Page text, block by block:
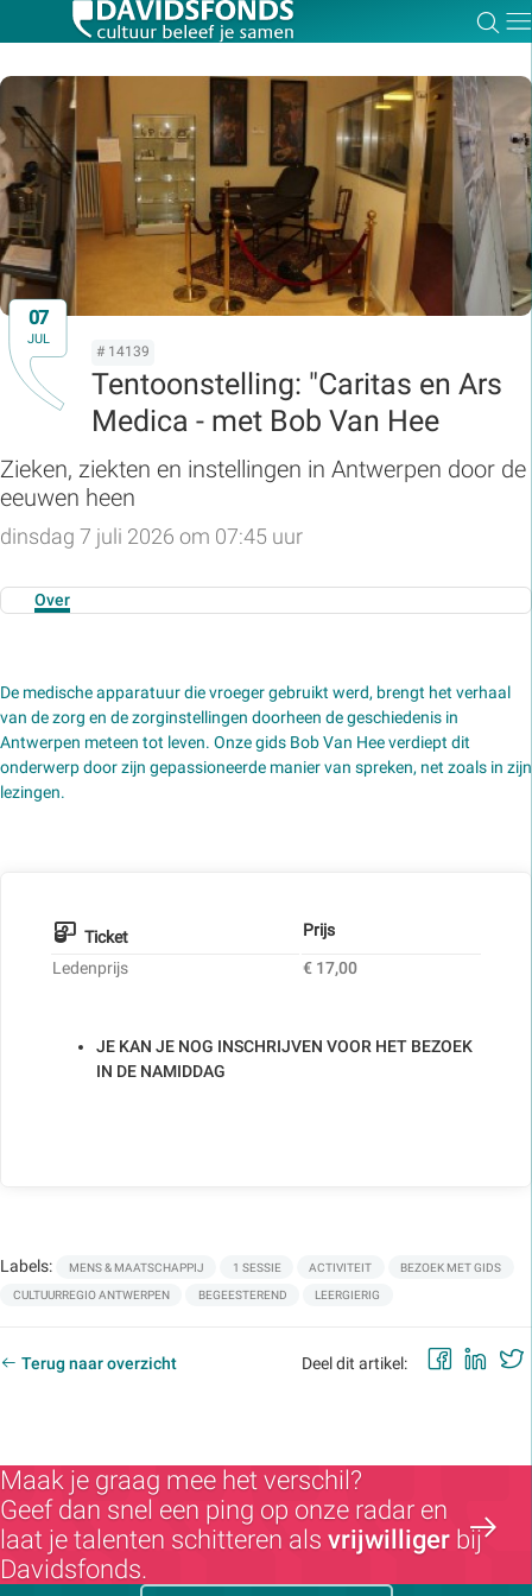
07
JUL
# 14139
Tentoonstelling: "Caritas en Ars
Medica - met Bob Van Hee
Zieken, ziekten en instellingen in Antwerpen door de
eeuwen heen
dinsdag 7 juli 2026 om 07:45 uur
Over
De medische apparatuur die vroeger gebruikt werd, brengt het verhaal
van de zorg en de zorginstellingen doorheen de geschiedenis in
Antwerpen meteen tot leven. Onze gids Bob Van Hee verdiept dit
onderwerp door zijn gepassioneerde manier van spreken, net zoals in zijn
lezingen.
Ticket
Prijs
Ledenprijs
€ 17,00
JE KAN JE NOG INSCHRIJVEN VOOR HET BEZOEK
IN DE NAMIDDAG
Labels: MENS & MAATSCHAPPIJ 1 SESSIE ACTIVITEIT BEZOEK MET GIDS
CULTUURREGIO ANTWERPEN BEGEESTEREND LEERGIERIG
Terug naar overzicht Deel dit artikel:
Maak je graag mee het verschil?
Geef dan snel een ping op onze radar en
laat je talenten schitteren als vrijwilliger bij
Davidsfonds.
Zoek:
Zoeken